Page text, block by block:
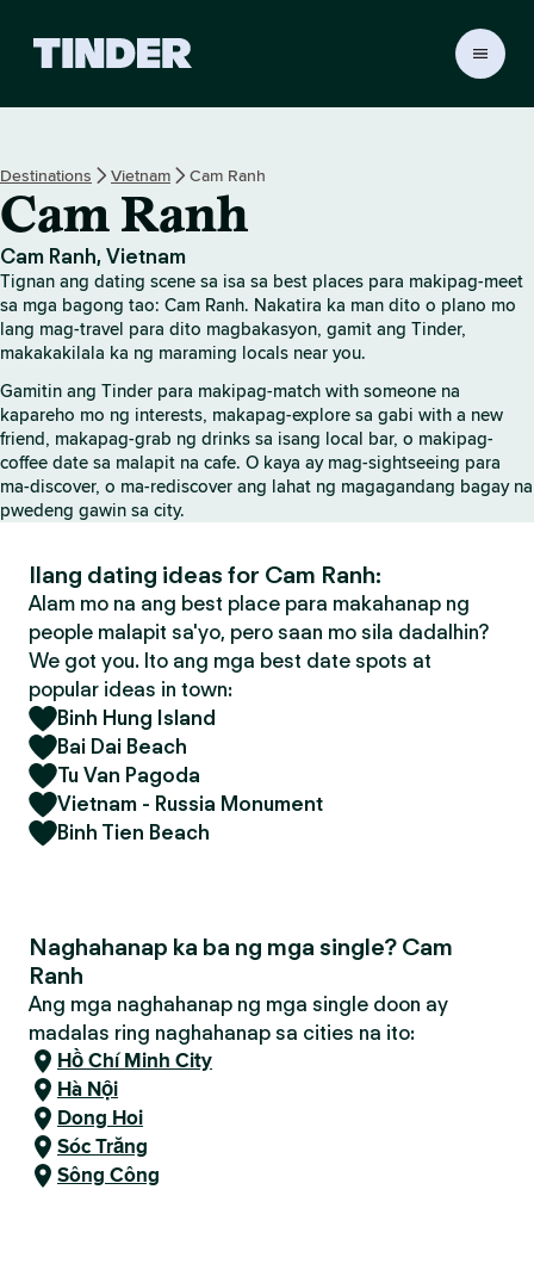
r
H
o
e
Destinations Vietnam Cam Ranh
Cam Ranh
Cam Ranh, Vietnam
Tignan ang dating scene sa isa sa best places para makipag-meet
sa mga bagong tao: Cam Ranh. Nakatira ka man dito o plano mo
lang mag-travel para dito magbakasyon, gamit ang Tinder,
makakakilala ka ng maraming locals near you.
Gamitin ang Tinder para makipag-match with someone na
kapareho mo ng interests, makapag-explore sa gabi with a new
friend, makapag-grab ng drinks sa isang local bar, o makipag-
coffee date sa malapit na cafe. O kaya ay mag-sightseeing para
ma-discover, o ma-rediscover ang lahat ng magagandang bagay na
pwedeng gawin sa city.
Ilang dating ideas for Cam Ranh:
Alam mo na ang best place para makahanap ng
people malapit sa'yo, pero saan mo sila dadalhin?
We got you. Ito ang mga best date spots at
popular ideas in town:
Binh Hung Island
Bai Dai Beach
Tu Van Pagoda
Vietnam - Russia Monument
Binh Tien Beach
Naghahanap ka ba ng mga single? Cam
Ranh
Ang mga naghahanap ng mga single doon ay
madalas ring naghahanap sa cities na ito:
Hồ Chí Minh City
Hà Nội
Dong Hoi
Sóc Trăng
Sông Công